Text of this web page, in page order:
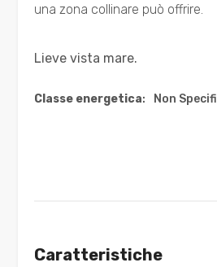
una zona collinare può offrire.
Lieve vista mare.
Classe energetica: Non
Caratteristiche
minimi
Qualsiasi